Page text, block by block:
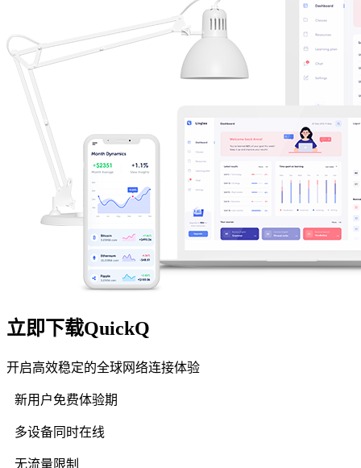
立即下载QuickQ
开启高效稳定的全球网络连接体验
新用户免费体验期
多设备同时在线
无流量限制